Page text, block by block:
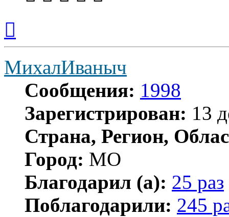
началу
МихалИваныч
Сообщения: 1998
Зарегистрирован: 13
Страна, Регион,
Город: МО
Благодарил (а): 25 раз
Поблагодарили: 245